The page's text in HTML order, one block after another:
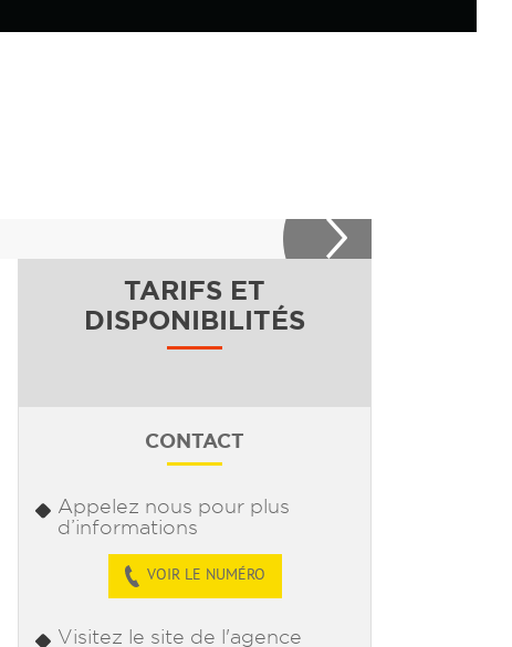
TARIFS ET
DISPONIBILITÉS
CONTACT
Appelez nous pour plus
d’informations
VOIR LE NUMÉRO
Visitez le site de l'agence